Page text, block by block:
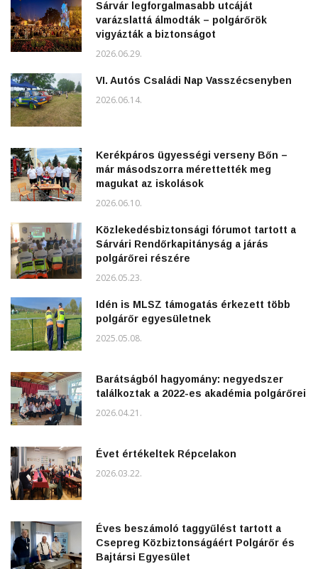
Sárvár legforgalmasabb utcáját
varázslattá álmodták – polgárőrök
vigyázták a biztonságot
2026.06.29.
VI. Autós Családi Nap Vasszécsenyben
2026.06.14.
Kerékpáros ügyességi verseny Bőn –
már másodszorra mérettették meg
magukat az iskolások
2026.06.10.
Közlekedésbiztonsági fórumot tartott a
Sárvári Rendőrkapitányság a járás
polgárőrei részére
2026.05.23.
Idén is MLSZ támogatás érkezett több
polgárőr egyesületnek
2025.05.08.
Barátságból hagyomány: negyedszer
találkoztak a 2022-es akadémia polgárőrei
2026.04.21.
Évet értékeltek Répcelakon
2026.03.22.
Éves beszámoló taggyűlést tartott a
Csepreg Közbiztonságáért Polgárőr és
Bajtársi Egyesület